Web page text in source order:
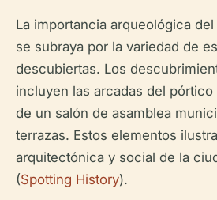
La importancia arqueológica
se subraya por la variedad de
descubiertas. Los
incluyen las arcadas del
de un salón de asamblea
terrazas. Estos elementos
arquitectónica y social de la
(Spotting History).